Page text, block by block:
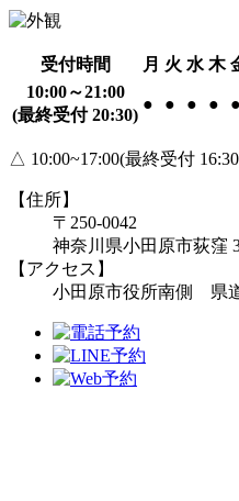
受付時間 月 火 水 木
10:00～21:00
(最終受付 20:30)
● ● ● ● ●
△ 10:00~17:00(最終受付
【住所】
〒250-0042
神奈川県小田原市荻窪
【アクセス】
小田原市役所南側 県